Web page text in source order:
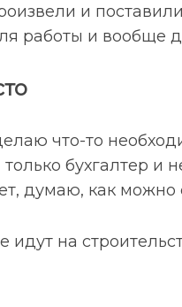
и
работы и вообще
что-то
бухгалтер и
думаю, как можно
на